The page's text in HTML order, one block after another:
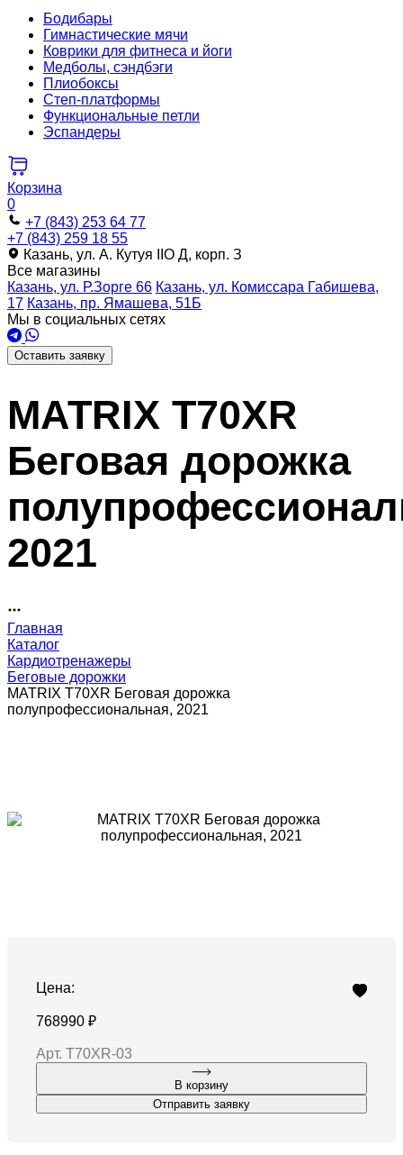
Бодибары
Гимнастические мячи
Коврики для фитнеса и йоги
Медболы, сэндбэги
Плиобоксы
Степ-платформы
Функциональные петли
Эспандеры
Корзина
0
+7 (843) 253 64 77
+7 (843) 259 18 55
Казань, ул. А. Кутуя IIO Д, корп. З
Все магазины
Казань, ул. Р.Зорге 66 Казань, ул. Комиссара Габишева,
17 Казань, пр. Ямашева, 51Б
Мы в социальных сетях
Оставить заявку
MATRIX T70XR
Беговая дорожка
2021
Главная
Каталог
Кардиотренажеры
Беговые дорожки
MATRIX T70XR Беговая дорожка
полупрофессиональная, 2021
Цена:
768990 ₽
Арт. T70XR-03
В корзину
Отправить заявку